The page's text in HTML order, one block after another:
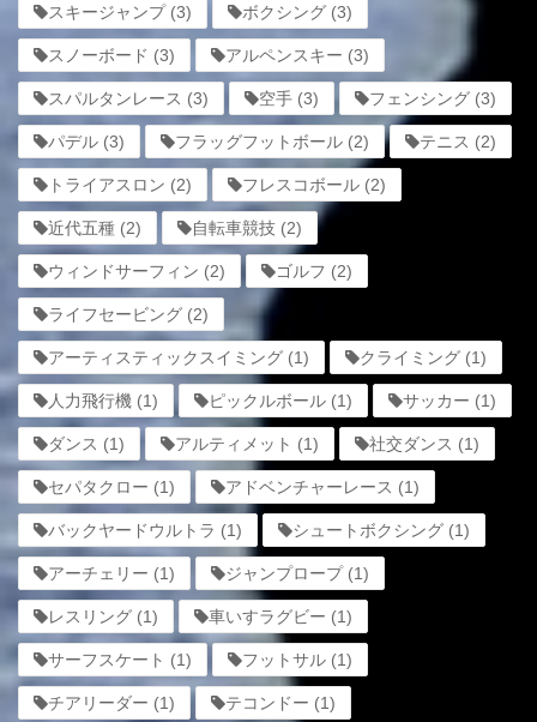
スキージャンプ(3) ボクシング (3)
スノーボード (3) アルペンスキー (3)
スパルタンレース (3) 空手 (3) フェンシング (3)
パデル (3) フラッグフットボール (2) テニス (2)
トライアスロン (2) フレスコボール (2)
近代五種 (2) 自転車競技 (2)
ウィンドサーフィン (2) ゴルフ (2)
ライフセービング (2)
アーティスティックスイミング (1) クライミング (1)
人力飛行機 (1) ピックルボール (1) サッカー (1)
ダンス (1) アルティメット (1) 社交ダンス (1)
セパタクロー (1) アドベンチャーレース (1)
バックヤードウルトラ (1) シュートボクシング (1)
アーチェリー (1) ジャンプロープ(1)
レスリング (1) 車いすラグビー (1)
サーフスケート (1) フットサル (1)
チアリーダー (1) テコンドー (1)